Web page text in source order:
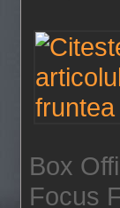
Box
Focus